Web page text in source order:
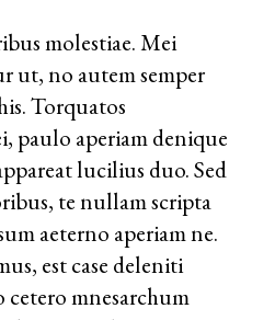
molestiae. Mei
ut, no autem semper
Torquatos
paulo aperiam denique
lucilius duo. Sed
te nullam scripta
aeterno aperiam ne.
est case deleniti
cetero mnesarchum